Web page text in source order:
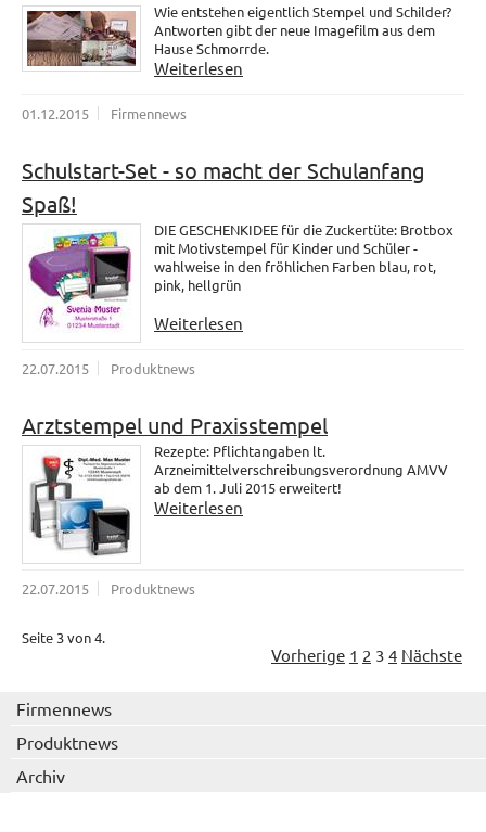
Wie entstehen eigentlich Stempel und Schilder?
Antworten gibt der neue Imagefilm aus dem
Hause Schmorrde.
Weiterlesen
01.12.2015 Firmennews
Schulstart-Set - so macht der Schulanfang
Spaß!
DIE GESCHENKIDEE für die Zuckertüte: Brotbox
mit Motivstempel für Kinder und Schüler -
wahlweise in den fröhlichen Farben blau, rot,
pink, hellgrün
Weiterlesen
22.07.2015 Produktnews
Arztstempel und Praxisstempel
Rezepte: Pflichtangaben lt.
Arzneimittelverschreibungsverordnung AMVV
ab dem 1. Juli 2015 erweitert!
Weiterlesen
22.07.2015 Produktnews
Seite 3 von 4.
Vorherige 1 2 3 4 Nächste
Firmennews
Produktnews
Archiv